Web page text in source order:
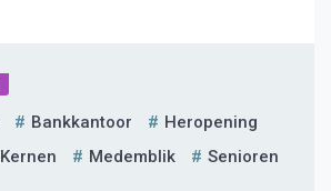
Bankkantoor
Heropening
Kernen Medemblik Senioren